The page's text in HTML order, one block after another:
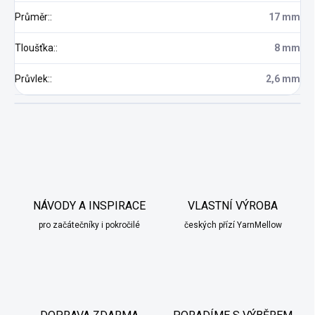
Průměr:: 17 mm
Tloušťka:: 8 mm
Průvlek:: 2,6 mm
NÁVODY A INSPIRACE
pro začátečníky i pokročilé
VLASTNÍ VÝROBA
českých přízí YarnMellow